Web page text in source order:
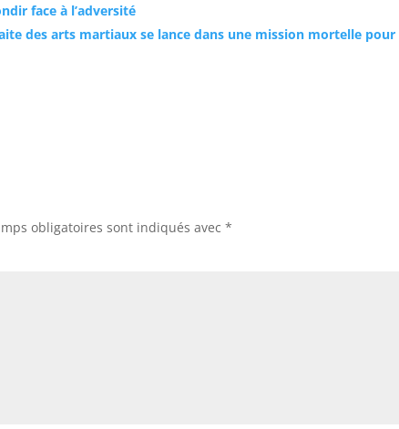
face à l’adversité
des arts martiaux se lance dans une mission mortelle pour
obligatoires sont indiqués avec*